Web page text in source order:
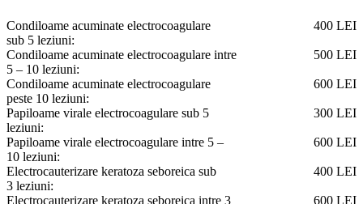
Condiloame acuminate electrocoagulare
sub 5 leziuni:
400 LEI
Condiloame acuminate electrocoagulare intre
5 – 10 leziuni:
500 LEI
Condiloame acuminate electrocoagulare
peste 10 leziuni:
600 LEI
Papiloame virale electrocoagulare sub 5
leziuni:
300 LEI
Papiloame virale electrocoagulare intre 5 –
10 leziuni:
600 LEI
Electrocauterizare keratoza seboreica sub
3 leziuni:
400 LEI
Electrocauterizare keratoza seboreica intre 3 600 LEI